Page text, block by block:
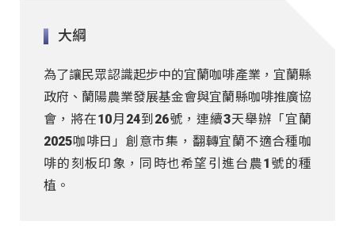
大綱
為了讓民眾認識起步中的宜蘭咖啡產業，宜蘭縣
政府、蘭陽農業發展基金會與宜蘭縣咖啡推廣協
會，將在10月24到26號，連續3天舉辦「宜蘭
2025咖啡日」創意市集，翻轉宜蘭不適合種咖
啡的刻板印象，同時也希望引進台農1號的種
植。